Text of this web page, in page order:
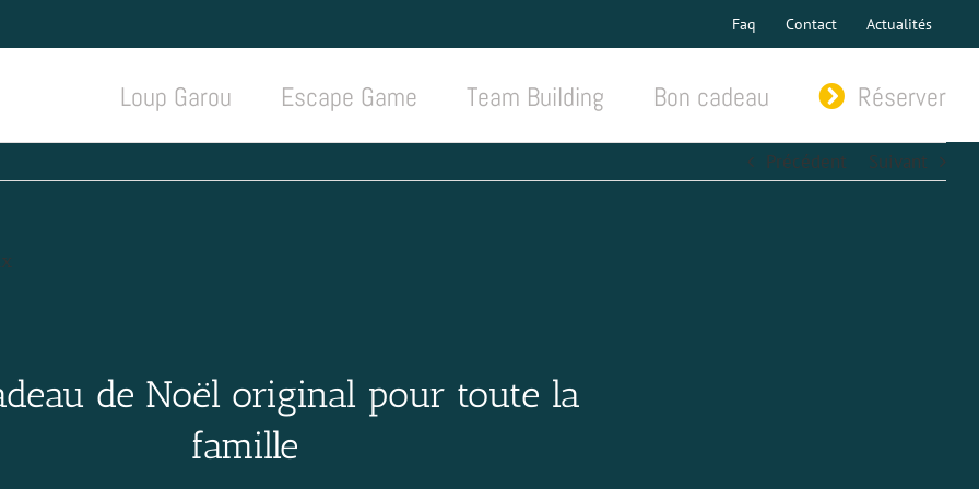
Faq Contact Actualités
Loup Garou Escape Game Team Building Bon cadeau Réserver
Précédent Suivant
de Noël original pour toute la
famille